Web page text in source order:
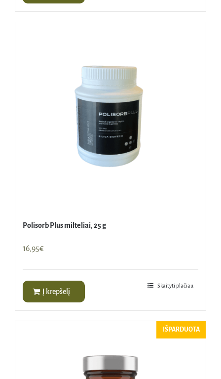
Polisorb Plus milteliai, 25 g
16,95€
Į krepšelį
Skaityti plačiau
IŠPARDUOTA